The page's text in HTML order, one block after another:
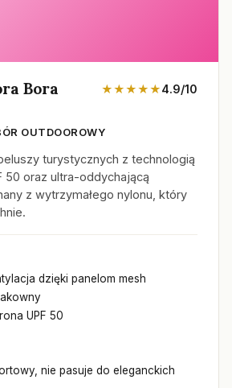
Bora
★★★★★4.9/10
OUTDOOROWY
turystycznych z technologią
50 oraz ultra-oddychającą
z wytrzymałego nylonu, który
dzięki panelom mesh
UPF 50
nie pasuje do eleganckich